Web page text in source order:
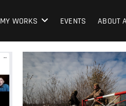
MY WORKS EVENTS ABOUT